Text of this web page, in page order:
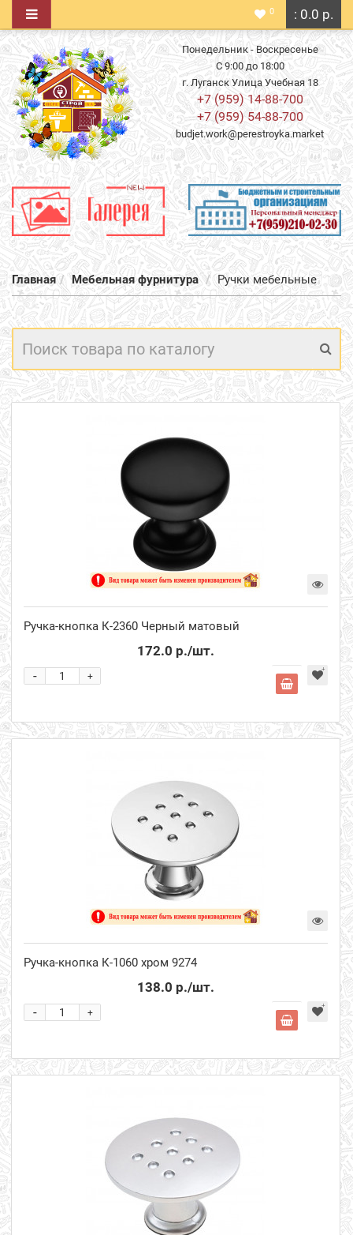
: 0.0 р.
0
Понедельник - Воскресенье
С 9:00 до 18:00
г. Луганск Улица Учебная 18
+7 (959) 14-88-700
+7 (959) 54-88-700
budjet.work@perestroyka.market
Главная Мебельная фурнитура Ручки мебельные
Ручка-кнопка К-2360 Черный матовый
172.0 р./шт.
+
-
Ручка-кнопка К-1060 хром 9274
138.0 р./шт.
+
-